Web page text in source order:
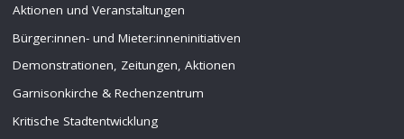
Aktionen und Veranstaltungen
Bürger:innen- und Mieter:inneninitiativen
Demonstrationen, Zeitungen, Aktionen
Garnisonkirche & Rechenzentrum
Kritische Stadtentwicklung